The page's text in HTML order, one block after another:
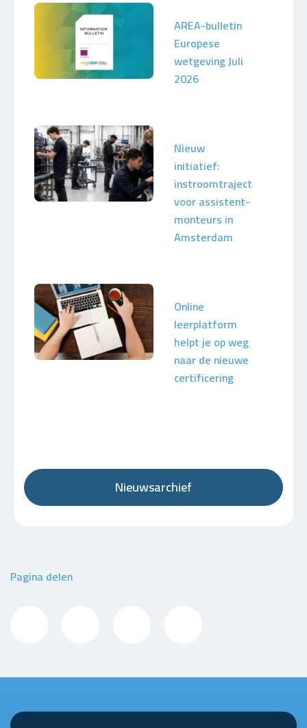
AREA-bulletin
Europese
wetgeving Juli
2026
Nieuw
initiatief:
instroomtraject
voor assistent-
monteurs in
Amsterdam
Online
leerplatform
helpt je op weg
naar de nieuwe
certificering
Nieuwsarchief
Pagina delen